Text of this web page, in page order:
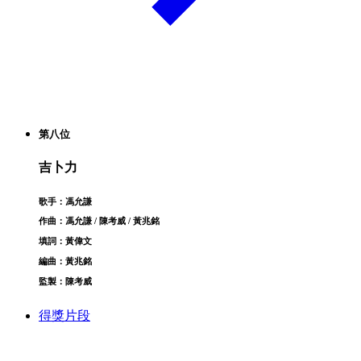
第八位
吉卜力
歌手：馮允謙
作曲：馮允謙 / 陳考威 / 黃兆銘
填詞：黃偉文
編曲：黃兆銘
監製：陳考威
得獎片段